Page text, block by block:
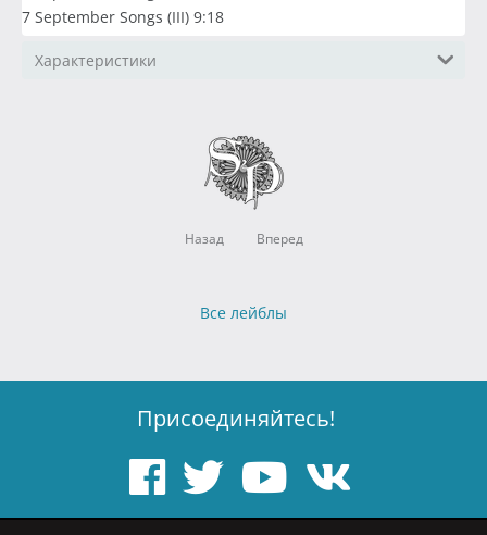
7 September Songs (III) 9:18
Характеристики
Назад Вперед
Все лейблы
Присоединяйтесь!